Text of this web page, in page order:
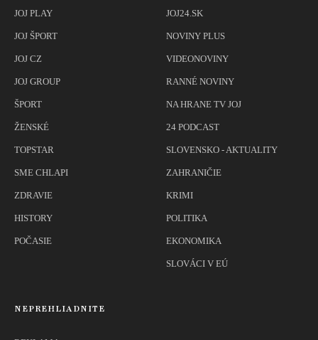
JOJ PLAY
JOJ ŠPORT
JOJ CZ
JOJ GROUP
ŠPORT
ŽENSKÉ
TOPSTAR
SME CHLAPI
ZDRAVIE
HISTORY
POČASIE
JOJ24.SK
NOVINY PLUS
VIDEONOVINY
RANNÉ NOVINY
NA HRANE TV JOJ
24 PODCAST
SLOVENSKO - AKTUALITY
ZAHRANIČIE
KRIMI
POLITIKA
EKONOMIKA
SLOVÁCI V EÚ
NEPREHLIADNITE